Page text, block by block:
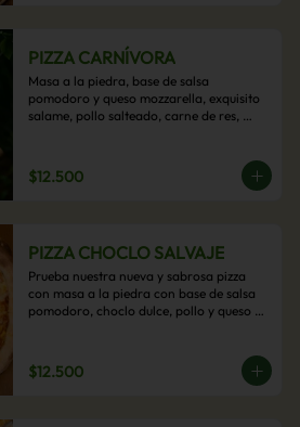
PIZZA CARNÍVORA
Masa a la piedra, base de salsa
pomodoro y queso mozzarella, exquisito
salame, pollo salteado, carne de res,
$12.500
PIZZA CHOCLO SALVAJE
Prueba nuestra nueva y sabrosa pizza
con masa a la piedra con base de salsa
pomodoro, choclo dulce, pollo y queso
$12.500